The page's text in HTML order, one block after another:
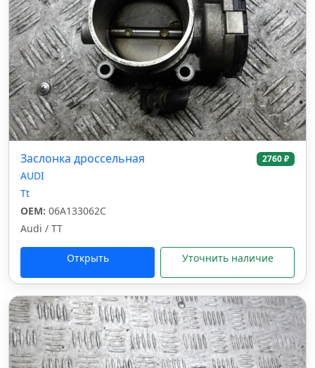
Заслонка дроссельная 2760 ₽
AUDI
Tt
OEM: 06A133062C
Audi / TT
Открыть Уточнить наличие